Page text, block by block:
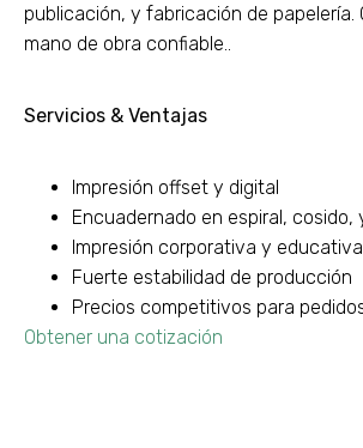
publicación, y fabricación de
mano de obra confiable..
Servicios & Ventajas
Impresión offset y digital
Encuadernado en espiral,
Impresión corporativa y
Fuerte estabilidad de producción
Precios competitivos para
Obtener una cotización